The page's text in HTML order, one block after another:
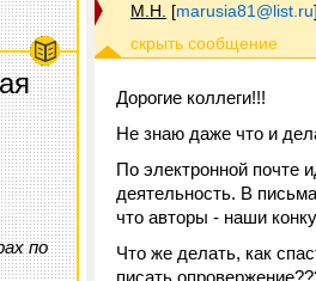
по
М.Н. [marusia81@list.ru
Дорогие коллеги!!!
Не знаю даже что и
По электронной почте
деятельность. В
что авторы - наши
Что же делать, как
писать